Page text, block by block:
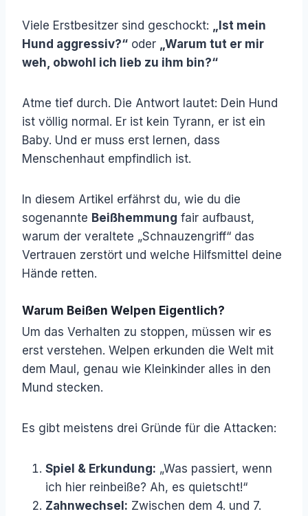
Viele Erstbesitzer sind geschockt: „Ist mein
Hund aggressiv?“ oder „Warum tut er mir
weh, obwohl ich lieb zu ihm bin?“
Atme tief durch. Die Antwort lautet: Dein Hund
ist völlig normal. Er ist kein Tyrann, er ist ein
Baby. Und er muss erst lernen, dass
Menschenhaut empfindlich ist.
In diesem Artikel erfährst du, wie du die
sogenannte Beißhemmung fair aufbaust,
warum der veraltete „Schnauzengriff“ das
Vertrauen zerstört und welche Hilfsmittel deine
Hände retten.
Warum Beißen Welpen Eigentlich?
Um das Verhalten zu stoppen, müssen wir es
erst verstehen. Welpen erkunden die Welt mit
dem Maul, genau wie Kleinkinder alles in den
Mund stecken.
Es gibt meistens drei Gründe für die Attacken:
Spiel & Erkundung: „Was passiert, wenn
ich hier reinbeiße? Ah, es quietscht!“
Zahnwechsel: Zwischen dem 4. und 7.